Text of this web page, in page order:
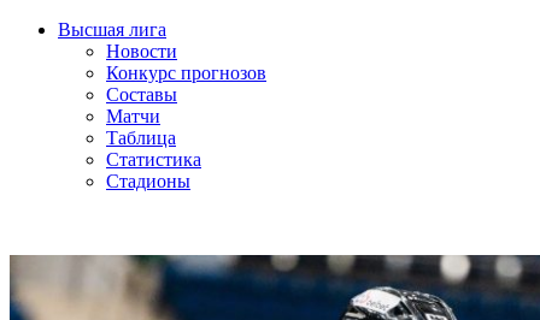
Высшая лига
Новости
Конкурс прогнозов
Составы
Матчи
Таблица
Статистика
Стадионы